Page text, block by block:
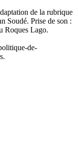
de la rubrique
Soudé. Prise de son :
Roques Lago.
de-